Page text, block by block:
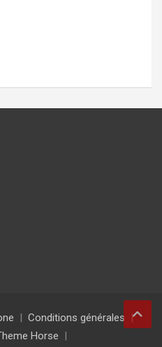
Conditions générales
Horse